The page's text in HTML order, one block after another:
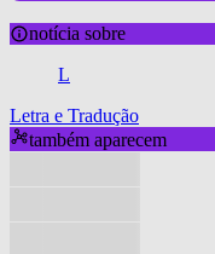
notícia sobre
L
Letra e Tradução
também aparecem